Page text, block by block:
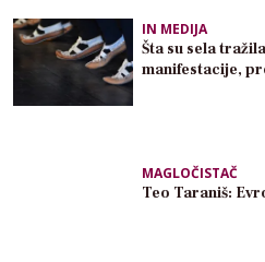
IN MEDIJA
Šta su sela
manifestacije,
MAGLOČISTAČ
Teo Taraniš: